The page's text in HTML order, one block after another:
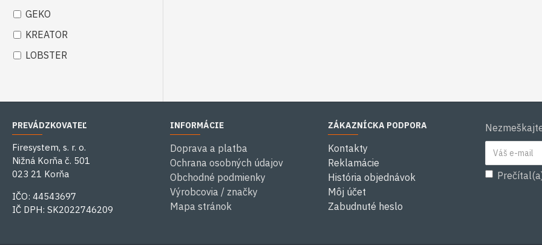
GEKO
KREATOR
LOBSTER
PREVÁDZKOVATEĽ
Firesystem, s. r. o.
Nižná Korňa č. 501
023 21 Korňa
IČO: 44543697
IČ DPH: SK2022746209
INFORMÁCIE
Doprava a platba
Ochrana osobných údajov
Obchodné podmienky
Výrobcovia / značky
Mapa stránok
ZÁKAZNÍCKA PODPORA
Kontakty
Reklamácie
História objednávok
Môj účet
Zabudnuté heslo